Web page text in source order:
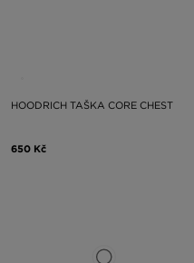
HOODRICH TAŠKA CORE CHEST
650 Kč